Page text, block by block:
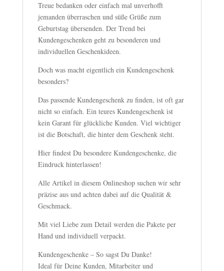
Treue bedanken oder einfach mal unverhofft
jemanden überraschen und süße Grüße zum
Geburtstag übersenden. Der Trend bei
Kundengeschenken geht zu besonderen und
individuellen Geschenkideen.
Doch was macht eigentlich ein Kundengeschenk
besonders?
Das passende Kundengeschenk zu finden, ist oft gar
nicht so einfach. Ein teures Kundengeschenk ist
kein Garant für glückliche Kunden. Viel wichtiger
ist die Botschaft, die hinter dem Geschenk steht.
Hier findest Du besondere Kundengeschenke, die
Eindruck hinterlassen!
Alle Artikel in diesem Onlineshop suchen wir sehr
präzise aus und achten dabei auf die Qualität &
Geschmack.
Mit viel Liebe zum Detail werden die Pakete per
Hand und individuell verpackt.
Kundengeschenke – So sagst Du Danke!
Ideal für Deine Kunden, Mitarbeiter und